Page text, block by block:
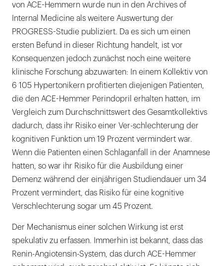
von ACE-Hemmern wurde nun in den Archives of
Internal Medicine als weitere Auswertung der
PROGRESS-Studie publiziert. Da es sich um einen
ersten Befund in dieser Richtung handelt, ist vor
Konsequenzen jedoch zunächst noch eine weitere
klinische Forschung abzuwarten: In einem Kollektiv von
6 105 Hypertonikern profitierten diejenigen Patienten,
die den ACE-Hemmer Perindopril erhalten hatten, im
Vergleich zum Durchschnittswert des Gesamtkollektivs
dadurch, dass ihr Risiko einer Ver-schlechterung der
kognitiven Funktion um 19 Prozent vermindert war.
Wenn die Patienten einen Schlaganfall in der Anamnese
hatten, so war ihr Risiko für die Ausbildung einer
Demenz während der einjährigen Studiendauer um 34
Prozent vermindert, das Risiko für eine kognitive
Verschlechterung sogar um 45 Prozent.
Der Mechanismus einer solchen Wirkung ist erst
spekulativ zu erfassen. Immerhin ist bekannt, dass das
Renin-Angiotensin-System, das durch ACE-Hemmer